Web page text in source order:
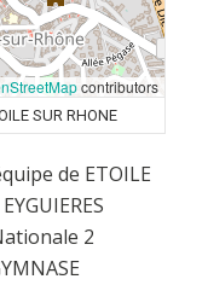
contributors
SUR RHONE
de ETOILE
2